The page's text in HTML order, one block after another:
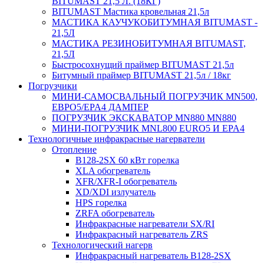
BITUMAST Мастика кровельная 21,5л
МАСТИКА КАУЧУКОБИТУМНАЯ BITUMAST -
21,5Л
МАСТИКА РЕЗИНОБИТУМНАЯ BITUMAST,
21,5Л
Быстросохнущий праймер BITUMAST 21,5л
Битумный праймер BITUMAST 21,5л / 18кг
Погрузчики
МИНИ-САМОСВАЛЬНЫЙ ПОГРУЗЧИК MN500,
ЕВРО5/EPA4 ДАМПЕР
ПОГРУЗЧИК ЭКСКАВАТОР MN880 MN880
МИНИ-ПОГРУЗЧИК MNL800 EURO5 И EPA4
Технологичные инфракрасные нагерватели
Отопление
B128-2SX 60 кВт горелка
XLA обогреватель
XFR/XFR-I обогреватель
XD/XDI излучатель
HPS горелка
ZRFA обогреватель
Инфракрасные нагреватели SX/RI
Инфракрасный нагреватель ZRS
Технологический нагерв
Инфракрасный нагреватель B128-2SX